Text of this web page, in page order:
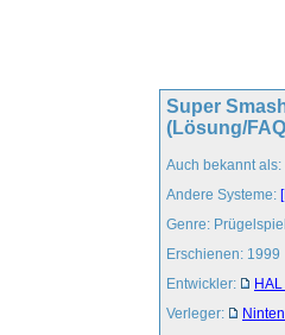
Super
(Lösung/
Auch bekannt als:
Andere Systeme:
Genre: Prügelspiel
Erschienen: 1999
Entwickler:
Verleger: